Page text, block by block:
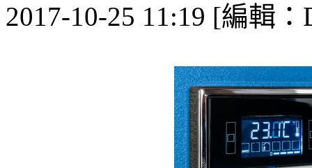
2017-10-25 11:19 [編輯